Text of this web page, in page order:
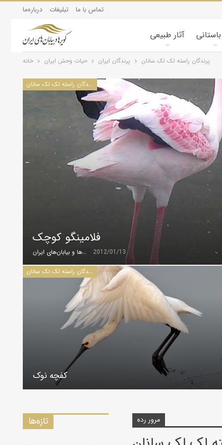
درباره‌ما تبلیغات تماس با ما
آثار طبیعی باستانی
خانه حیات وحش ایران پرندگان ایران پرندگان راسته لک لک سانان
پرندگان راسته لک لک سانان
فلامینگو کوچک
گروه کویرها و بیابان‌های ایران 2012/01/13
پرندگان راسته لک لک سانان
کفچه نوک
مرور رده تازه‌ها